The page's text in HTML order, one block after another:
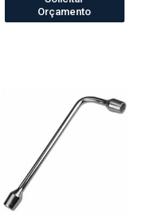
Orçamento